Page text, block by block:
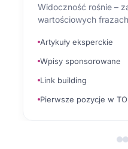
Widoczność rośnie –
wartościowych
Artykuły eksperckie
Wpisy sponsorowane
Link building
Pierwsze pozycje w